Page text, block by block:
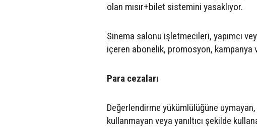
olan mısır+bilet sistemini yasaklıyor.
Sinema salonu işletmecileri, yapımcı
içeren abonelik, promosyon,
Para cezaları
Değerlendirme yükümlülüğüne
kullanmayan veya yanıltıcı şekilde